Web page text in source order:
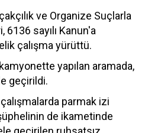
ve Organize Suçlarla
sayılı Kanun'a
çalışma yürüttü.
yapılan aramada,
geçirildi.
parmak izi
de ikametinde